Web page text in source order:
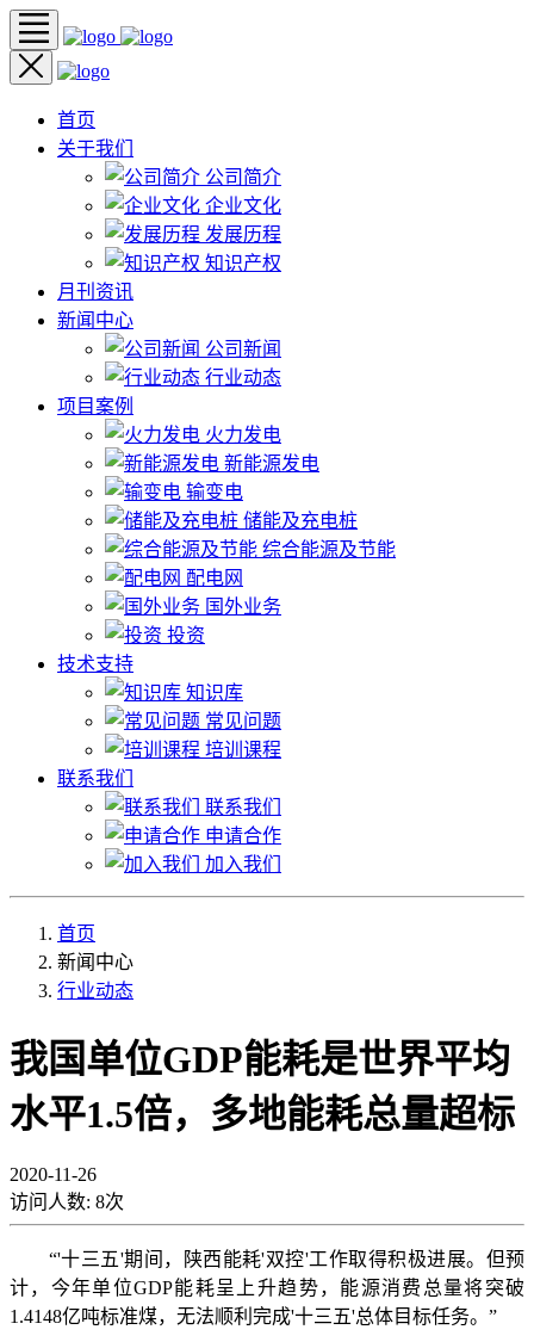
首页
关于我们
公司简介
企业文化
发展历程
知识产权
月刊资讯
新闻中心
公司新闻
行业动态
项目案例
火力发电
新能源发电
输变电
储能及充电桩
综合能源及节能
配电网
国外业务
投资
技术支持
知识库
常见问题
培训课程
联系我们
联系我们
申请合作
加入我们
首页
新闻中心
行业动态
我国单位GDP能耗是世界平均
水平1.5倍，多地能耗总量超标
2020-11-26
访问人数: 8次
“'十三五'期间，陕西能耗'双控'工作取得积极进展。但预
计，今年单位GDP能耗呈上升趋势，能源消费总量将突破
1.4148亿吨标准煤，无法顺利完成'十三五'总体目标任务。”